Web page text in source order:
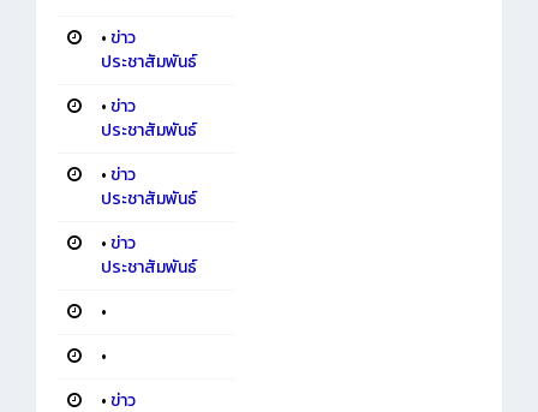
• ข่าว
ประชาสัมพันธ์
• ข่าว
ประชาสัมพันธ์
• ข่าว
ประชาสัมพันธ์
• ข่าว
ประชาสัมพันธ์
•
•
• ข่าว